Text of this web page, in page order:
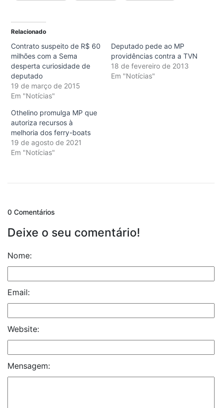
Relacionado
Contrato suspeito de R$ 60
milhões com a Sema
desperta curiosidade de
deputado
19 de março de 2015
Em "Notícias"
Deputado pede ao MP
providências contra a TVN
18 de fevereiro de 2013
Em "Notícias"
Othelino promulga MP que
autoriza recursos à
melhoria dos ferry-boats
19 de agosto de 2021
Em "Notícias"
0 Comentários
Deixe o seu comentário!
Nome:
Email:
Website:
Mensagem: